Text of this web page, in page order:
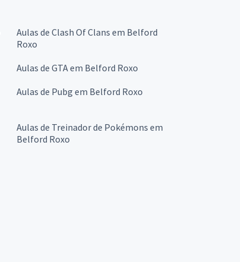
Aulas de Clash Of Clans em Belford
Roxo
Aulas de GTA em Belford Roxo
Aulas de Pubg em Belford Roxo
Aulas de Treinador de Pokémons em
Belford Roxo